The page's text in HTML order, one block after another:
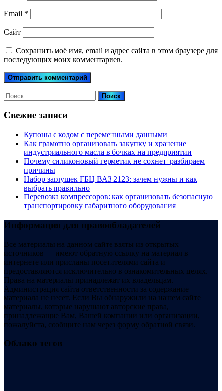
Email *
Сайт
Сохранить моё имя, email и адрес сайта в этом браузере для
последующих моих комментариев.
Найти:
Свежие записи
Купоны c кодом с переменными данными
Как грамотно организовать закупку и хранение
индустриального масла в бочках на предприятии
Почему силиконовый герметик не сохнет: разбираем
причины
Набор заглушек ГБЦ ВАЗ 2123: зачем нужны и как
выбрать правильно
Перевозка компрессоров: как организовать безопасную
транспортировку габаритного оборудования
Информация для правообладателей
Все материалы на данном сайте взяты из открытых
источников — имеют обратную ссылку на материал в
интернете или присланы посетителями сайта и
предоставляются исключительно в ознакомительных целях.
Права на материалы принадлежат их владельцам.
Администрация сайта ответственности за содержание
материала не несет. Если Вы обнаружили на нашем сайте
материалы, которые нарушают авторские права,
принадлежащие Вам, Вашей компании или организации,
пожалуйста, сообщите нам через форму обратной связи.
Облако тегов